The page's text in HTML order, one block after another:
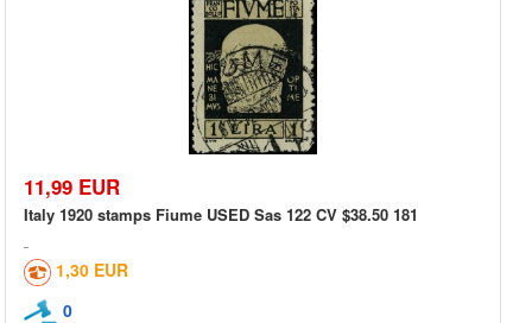
11,99 EUR
Italy 1920 stamps Fiume USED Sas 122 CV $38.50 181
1,30 EUR
0